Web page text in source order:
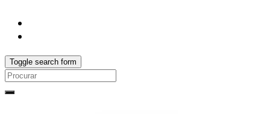
Toggle search form
Search